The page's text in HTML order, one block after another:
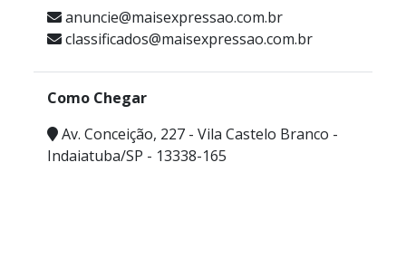
anuncie@maisexpressao.com.br
classificados@maisexpressao.com.br
Como Chegar
Av. Conceição, 227 - Vila Castelo Branco -
Indaiatuba/SP - 13338-165